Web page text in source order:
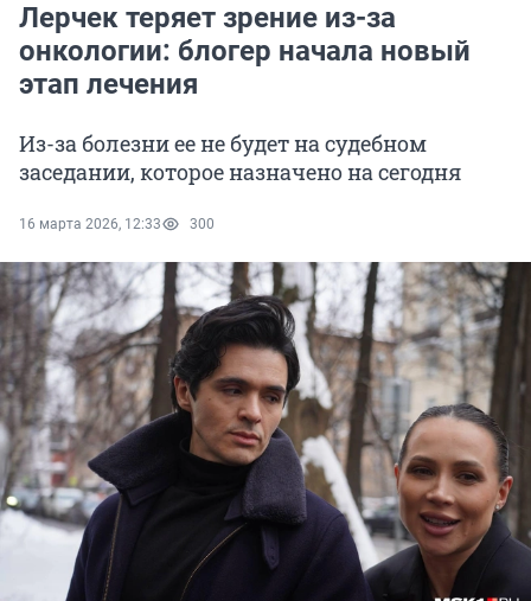
Лерчек теряет зрение из-за
онкологии: блогер начала новый
этап лечения
Из-за болезни ее не будет на судебном
заседании, которое назначено на сегодня
16 марта 2026, 12:33 300